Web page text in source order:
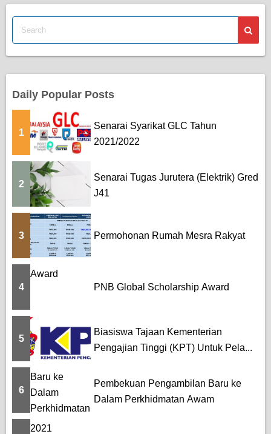
Daily Popular Posts
1
Senarai Syarikat GLC Tahun
2021/2022
2
Senarai Tugas Jurutera (Elektrik) Gred
J41
3 Permohonan Rumah Mesra Rakyat
4 PNB Global Scholarship Award
5
Biasiswa Tajaan Kementerian
Pengajian Tinggi (KPT) Untuk Pela...
6
Pembekuan Pengambilan Baru ke
Dalam Perkhidmatan Awam